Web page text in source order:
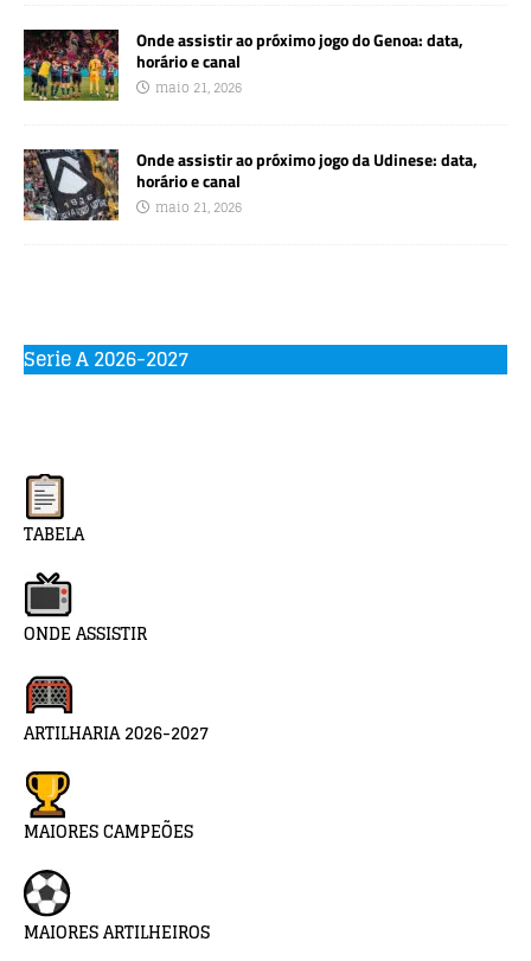
Onde assistir ao próximo jogo do Genoa: data,
horário e canal
maio 21, 2026
Onde assistir ao próximo jogo da Udinese: data,
horário e canal
maio 21, 2026
Serie A 2026-2027
TABELA
ONDE ASSISTIR
ARTILHARIA 2026-2027
MAIORES CAMPEÕES
MAIORES ARTILHEIROS